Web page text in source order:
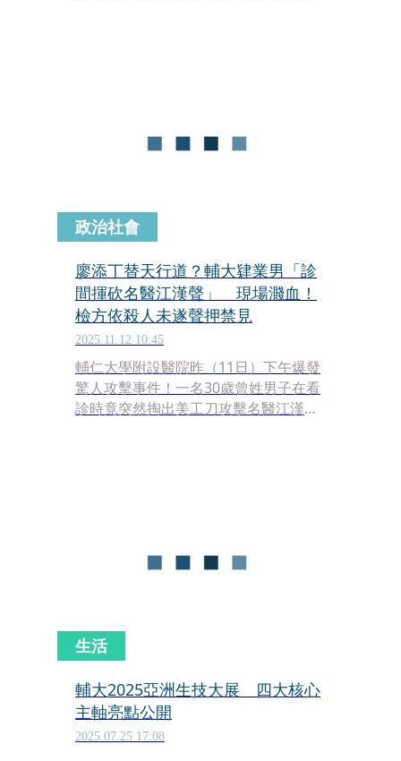
政治社會
廖添丁替天行道？輔大肄業男「診
間揮砍名醫江漢聲」 現場濺血！
檢方依殺人未遂聲押禁見
2025.11.12 10:45
輔仁大學附設醫院昨（11日）下午爆發
驚人攻擊事件！一名30歲曾姓男子在看
診時竟突然掏出美工刀攻擊名醫江漢
生活
輔大2025亞洲生技大展 四大核心
主軸亮點公開
2025.07.25 17:08